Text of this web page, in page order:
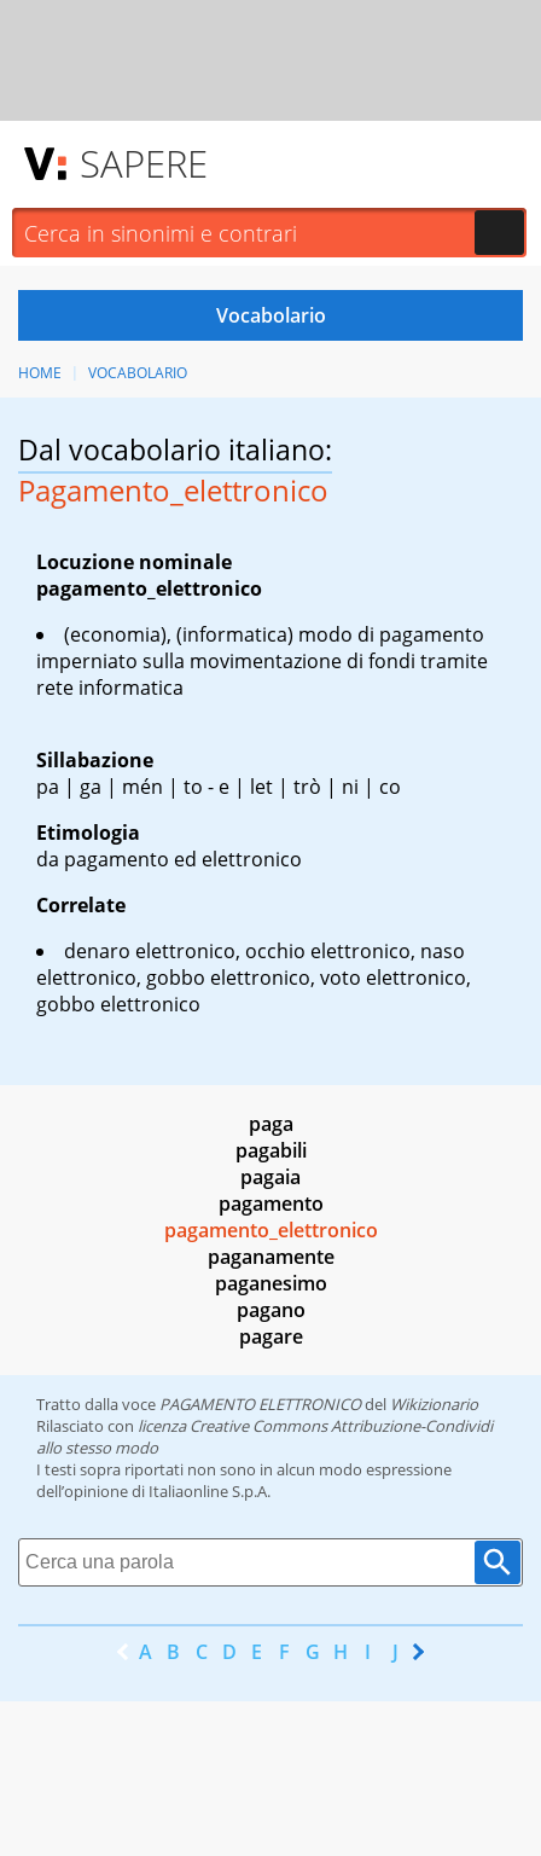
SAPERE
HOME VOCABOLARIO
Dal vocabolario italiano:
Pagamento_elettronico
Locuzione nominale
pagamento_elettronico
(economia), (informatica) modo di pagamento
imperniato sulla movimentazione di fondi tramite
rete informatica
Sillabazione
pa | ga | mén | to - e | let | trò | ni | co
Etimologia
da pagamento ed elettronico
Correlate
denaro elettronico, occhio elettronico, naso
elettronico, gobbo elettronico, voto elettronico,
gobbo elettronico
paga
pagabili
pagaia
pagamento
pagamento_elettronico
paganamente
paganesimo
pagano
pagare
Tratto dalla voce PAGAMENTO ELETTRONICOdel Wikizionario
Rilasciato con licenza Creative Commons Attribuzione-Condividi
allo stesso modo
I testi sopra riportati non sono in alcun modo espressione
dell’opinione di Italiaonline S.p.A.
A B C D E F G H I J K